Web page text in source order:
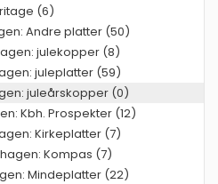
(6)
Andre platter (50)
julekopper (8)
juleplatter (59)
juleårskopper (0)
Kbh. Prospekter (12)
Kirkeplatter (7)
Kompas (7)
Mindeplatter (22)